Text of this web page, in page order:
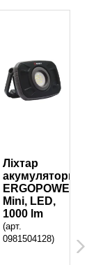
Ліхтар
акумуляторний
ERGOPOWER
Mini, LED,
1000 lm
(арт.
0981504128)
Next